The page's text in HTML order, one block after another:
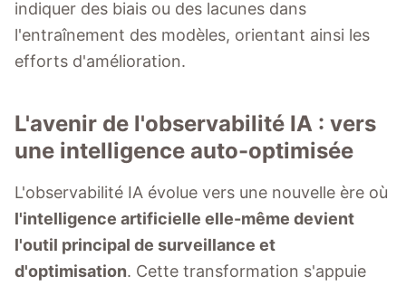
indiquer des biais ou des lacunes dans
l'entraînement des modèles, orientant ainsi les
efforts d'amélioration.
L'avenir de l'observabilité IA : vers
une intelligence auto-optimisée
L'observabilité IA évolue vers une nouvelle ère où
l'intelligence artificielle elle-même devient
l'outil principal de surveillance et
d'optimisation. Cette transformation s'appuie